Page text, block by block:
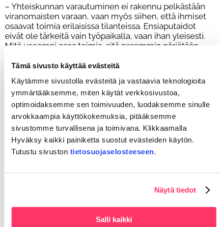
Tämä sivusto käyttää evästeitä
Käytämme sivustolla evästeitä ja vastaavia teknologioita
ymmärtääksemme, miten käytät verkkosivustoa,
optimoidaksemme sen toimivuuden, luodaksemme sinulle
arvokkaampia käyttökokemuksia, pitääksemme
sivustomme turvallisena ja toimivana. Klikkaamalla
Hyväksy kaikki painiketta suostut evästeiden käytön.
Tutustu sivuston tietosuojaselosteeseen.
Näytä tiedot
Salli kaikki
– Yhteiskunnan varautuminen ei rakennu pelkästään
viranomaisten varaan, vaan myös siihen, että ihmiset
osaavat toimia erilaisissa tilanteissa. Ensiaputaidot
eivät ole tärkeitä vain työpaikalla, vaan ihan yleisesti.
Mitä useampi osaa toimia, sitä paremmin pärjätään
joku reagoida, jos työkaveri saa sairauskohtauksen? Tai
tunnistaako tilanteen ylipäätään.
– Ensiaputaidot lisäävät luottamusta työyhteisössä.
Jokainen voi ajatella omalle kohdalleen, että miltä
tuntuisi, jos sattuisi saamaan vaikka sairauskohtauksen.
Osaako joku reagoida oikein? Saanko apua
kollegoilta?
Ensiapukoulutus on konkreettinen tapa varmistaa, että